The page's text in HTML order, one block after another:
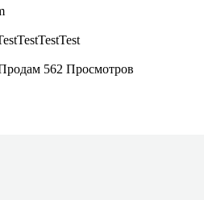
562 Просмотров